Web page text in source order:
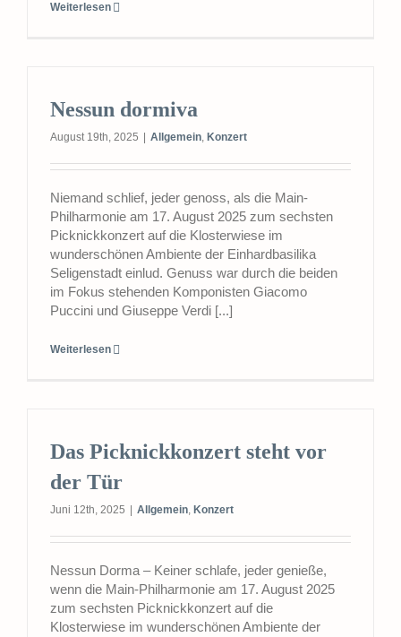
Weiterlesen
Nessun dormiva
August 19th, 2025 Allgemein, Konzert
Niemand schlief, jeder genoss, als die Main-
Philharmonie am 17. August 2025 zum sechsten
Picknickkonzert auf die Klosterwiese im
wunderschönen Ambiente der Einhardbasilika
Seligenstadt einlud. Genuss war durch die beiden
im Fokus stehenden Komponisten Giacomo
Puccini und Giuseppe Verdi [...]
Weiterlesen
Das Picknickkonzert steht vor
der Tür
Juni 12th, 2025 Allgemein, Konzert
Nessun Dorma – Keiner schlafe, jeder genieße,
wenn die Main-Philharmonie am 17. August 2025
zum sechsten Picknickkonzert auf die
Klosterwiese im wunderschönen Ambiente der